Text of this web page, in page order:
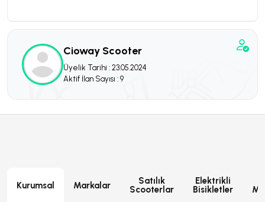
Cioway Scooter
Üyelik Tarihi : 23.05.2024
Aktif İlan Sayısı : 9
Kurumsal Markalar
Satılık
Scooterlar
Elektrikli
Bisikletler